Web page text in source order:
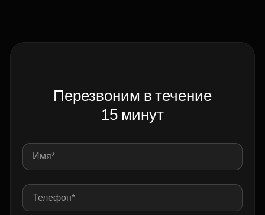
Перезвоним в течение
15 минут